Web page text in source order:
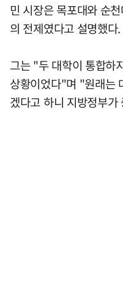
민 시장은 목포대와 순
의 전제였다고 설명했다.
그는 "두 대학이 통합하
상황이었다"며 "원래는
겠다고 하니 지방정부